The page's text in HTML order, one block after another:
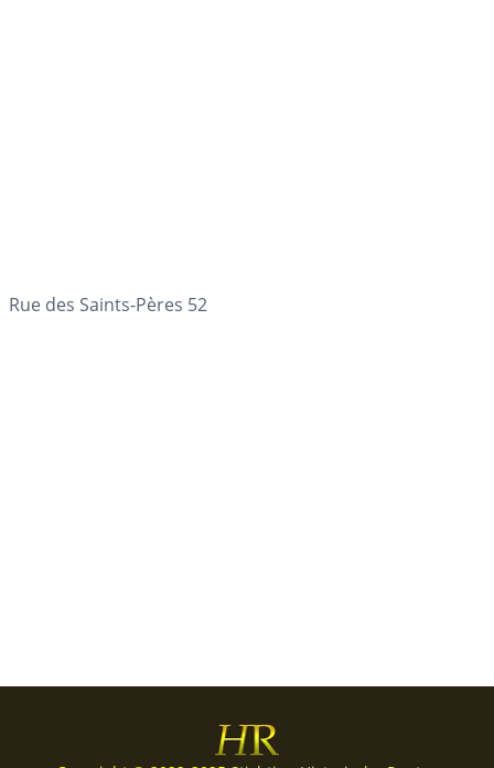
Rue des Saints-Pères 52